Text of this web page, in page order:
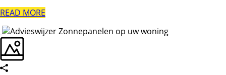
READ MORE